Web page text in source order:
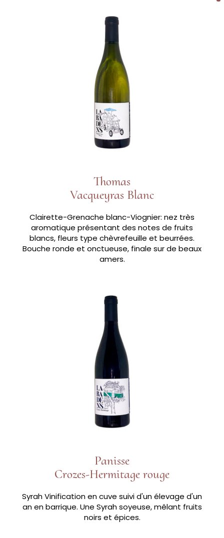
Thomas
Vacqueyras Blanc
Clairette-Grenache blanc-Viognier: nez très
aromatique présentant des notes de fruits
blancs, fleurs type chèvrefeuille et beurrées.
Bouche ronde et onctueuse, finale sur de beaux
amers.
Panisse
Crozes-Hermitage rouge
Syrah Vinification en cuve suivi d'un élevage d'un
an en barrique. Une Syrah soyeuse, mêlant fruits
noirs et épices.